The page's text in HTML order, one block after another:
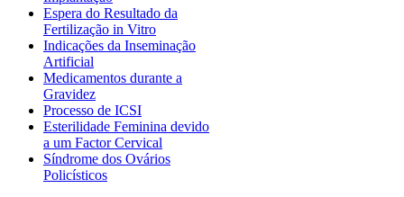
Espera do Resultado da
Fertilização in Vitro
Indicações da Inseminação
Artificial
Medicamentos durante a
Gravidez
Processo de ICSI
Esterilidade Feminina devido
a um Factor Cervical
Síndrome dos Ovários
Policísticos